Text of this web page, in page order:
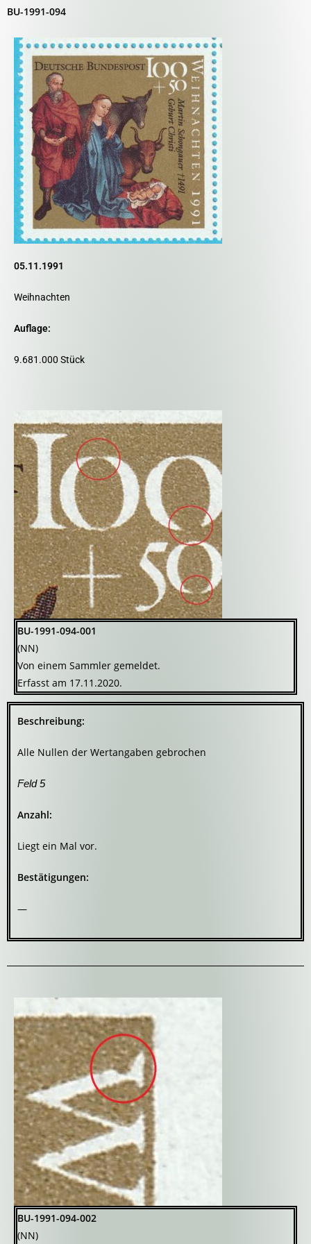
BU-1991-094
05.11.1991
Weihnachten
Auflage:
9.681.000 Stück
BU-1991-094-001
(NN)
Von einem Sammler gemeldet.
Erfasst am 17.11.2020.
Beschreibung:
Alle Nullen der Wertangaben gebrochen
Feld 5
Anzahl:
Liegt ein Mal vor.
Bestätigungen:
—
BU-1991-094-002
(NN)